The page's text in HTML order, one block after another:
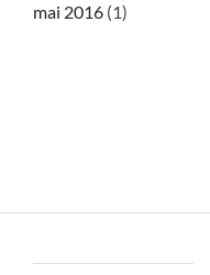
mai 2016 (1)